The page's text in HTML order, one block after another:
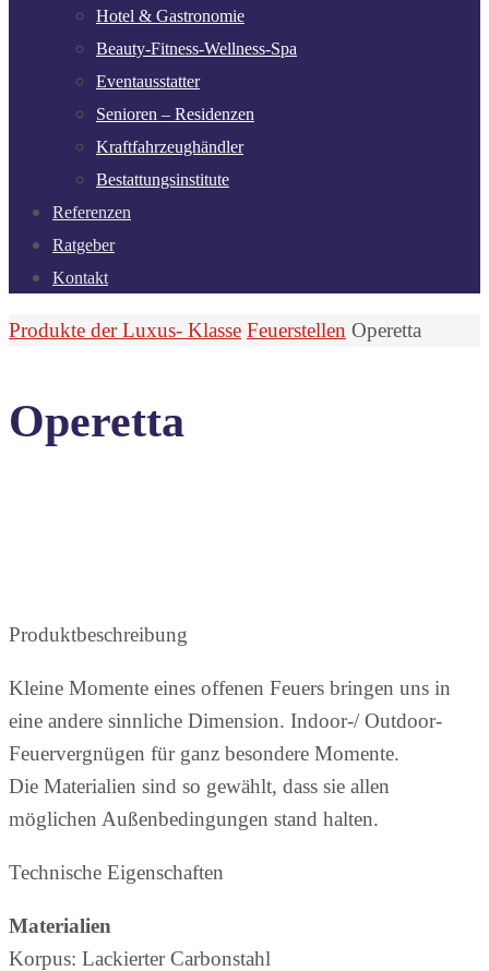
Hotel & Gastronomie
Beauty-Fitness-Wellness-Spa
Eventausstatter
Senioren – Residenzen
Kraftfahrzeughändler
Bestattungsinstitute
Referenzen
Ratgeber
Kontakt
Start
Produkte der Luxus- Klasse Feuerstellen Operetta
Operetta
Produktbeschreibung
Kleine Momente eines offenen Feuers bringen uns in
eine andere sinnliche Dimension. Indoor-/ Outdoor-
Feuervergnügen für ganz besondere Momente.
Die Materialien sind so gewählt, dass sie allen
möglichen Außenbedingungen stand halten.
Technische Eigenschaften
Materialien
Korpus: Lackierter Carbonstahl